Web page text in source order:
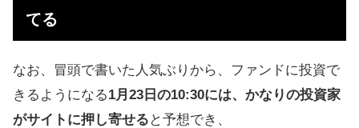
てる
なお、冒頭で書いた人気ぶりから、ファンドに投資で
きるようになる1月23日の10:30には、かなりの投資家
がサイトに押し寄せる と予想でき、